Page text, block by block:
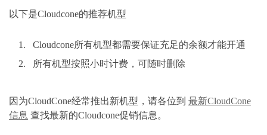
以下是Cloudcone的推荐机型
Cloudcone所有机型都需要保证充足的余额才能开通
所有机型按照小时计费，可随时删除
因为CloudCone经常推出新机型，请各位到 最新CloudCone
信息 查找最新的Cloudcone促销信息。